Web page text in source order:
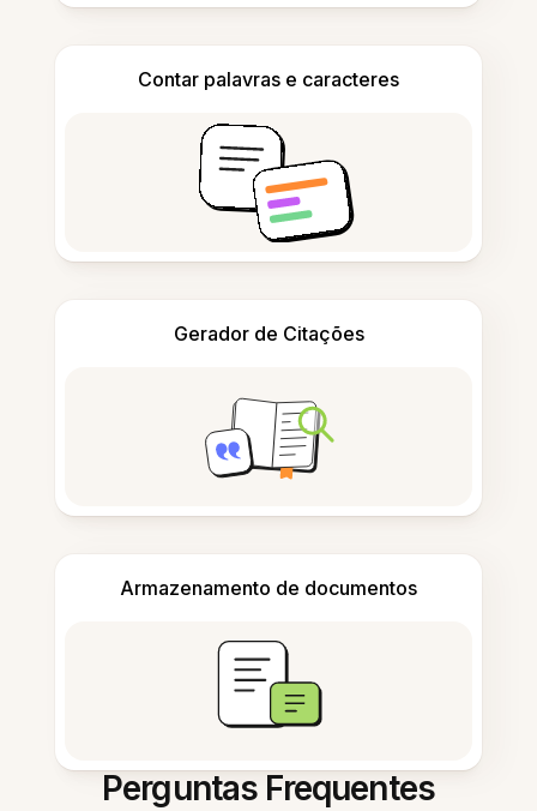
Contar palavras e caracteres
Gerador de Citações
Armazenamento de documentos
Perguntas Frequentes